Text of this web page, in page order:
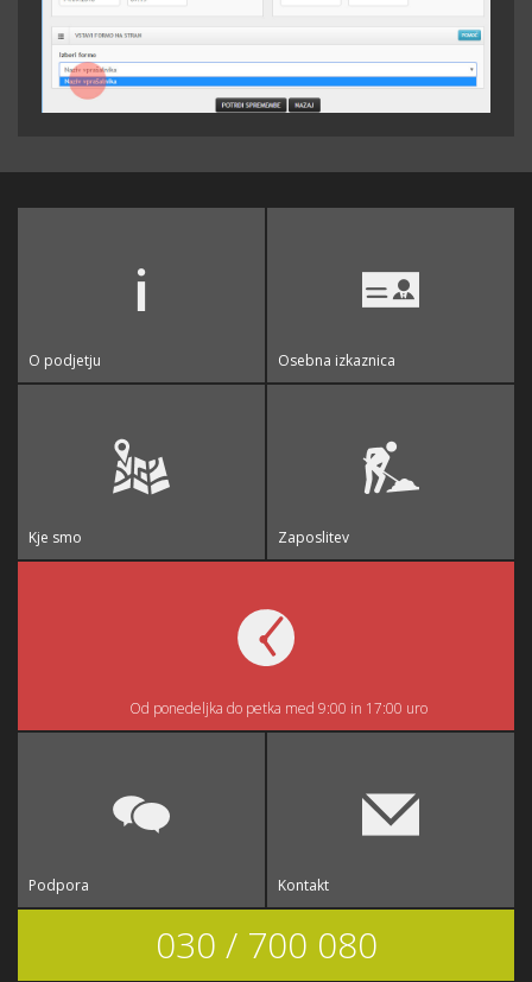
O podjetju Osebna izkaznica
Kje smo Zaposlitev
Od ponedeljka do petka med 9:00 in 17:00 uro
Podpora Kontakt
030 / 700 080